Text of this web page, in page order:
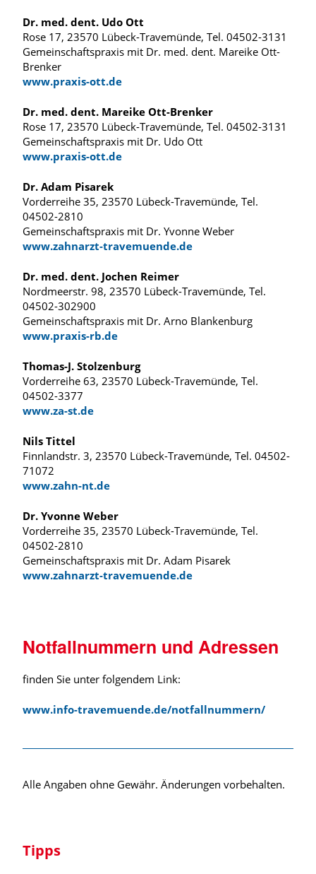
Dr. med. dent. Udo Ott
Rose 17, 23570 Lübeck-Travemünde, Tel. 04502-3131
Gemeinschaftspraxis mit Dr. med. dent. Mareike Ott-
Brenker
www.praxis-ott.de
Dr. med. dent. Mareike Ott-Brenker
Rose 17, 23570 Lübeck-Travemünde, Tel. 04502-3131
Gemeinschaftspraxis mit Dr. Udo Ott
www.praxis-ott.de
Dr. Adam Pisarek
Vorderreihe 35, 23570 Lübeck-Travemünde, Tel.
04502-2810
Gemeinschaftspraxis mit Dr. Yvonne Weber
www.zahnarzt-travemuende.de
Dr. med. dent. Jochen Reimer
Nordmeerstr. 98, 23570 Lübeck-Travemünde, Tel.
04502-302900
Gemeinschaftspraxis mit Dr. Arno Blankenburg
www.praxis-rb.de
Thomas-J. Stolzenburg
Vorderreihe 63, 23570 Lübeck-Travemünde, Tel.
04502-3377
www.za-st.de
Nils Tittel
Finnlandstr. 3, 23570 Lübeck-Travemünde, Tel. 04502-
71072
www.zahn-nt.de
Dr. Yvonne Weber
Vorderreihe 35, 23570 Lübeck-Travemünde, Tel.
04502-2810
Gemeinschaftspraxis mit Dr. Adam Pisarek
www.zahnarzt-travemuende.de
Notfallnummern und Adressen
finden Sie unter folgendem Link:
www.info-travemuende.de/notfallnummern/
Alle Angaben ohne Gewähr. Änderungen vorbehalten.
Tipps